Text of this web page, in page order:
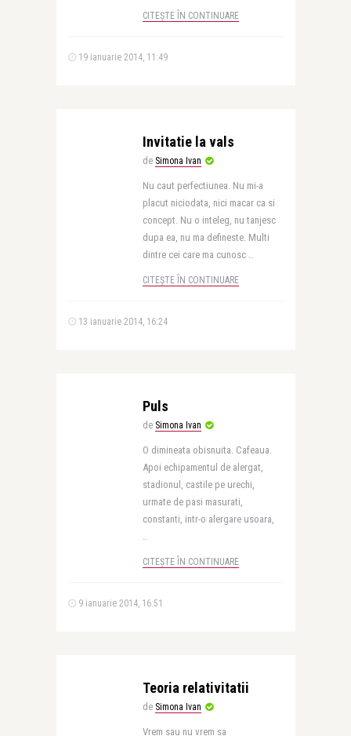
CITEȘTE ÎN CONTINUARE
19 ianuarie 2014, 11:49
Invitatie la vals
de Simona Ivan
Nu caut perfectiunea. Nu mi-a
placut niciodata, nici macar ca si
concept. Nu o inteleg, nu tanjesc
dupa ea, nu ma defineste. Multi
dintre cei care ma cunosc ..
CITEȘTE ÎN CONTINUARE
13 ianuarie 2014, 16:24
Puls
de Simona Ivan
O dimineata obisnuita. Cafeaua.
Apoi echipamentul de alergat,
stadionul, castile pe urechi,
urmate de pasi masurati,
constanti, intr-o alergare usoara,
..
CITEȘTE ÎN CONTINUARE
9 ianuarie 2014, 16:51
Teoria relativitatii
de Simona Ivan
Vrem sau nu vrem sa